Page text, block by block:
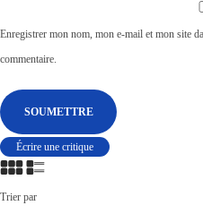
Enregistrer mon nom, mon e-mail et mon site
commentaire.
Écrire une critique
Trier par